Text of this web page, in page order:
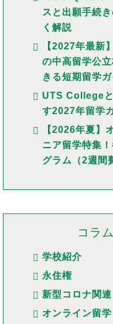
スと出願手続
く解説
【2027年最新
の中高留学公
きる短期留学
UTS College
す2027年留学
【2026年夏】
ニア留学特集
グラム（2週間
コラ
学校紹介
永住権
新型コロナ関連
オンライン留学